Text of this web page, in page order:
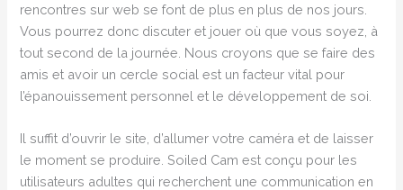
rencontres sur web se font de plus en plus de nos jours.
Vous pourrez donc discuter et jouer où que vous soyez, à
tout second de la journée. Nous croyons que se faire des
amis et avoir un cercle social est un facteur vital pour
l’épanouissement personnel et le développement de soi.
Il suffit d’ouvrir le site, d’allumer votre caméra et de laisser
le moment se produire. Soiled Cam est conçu pour les
utilisateurs adultes qui recherchent une communication en